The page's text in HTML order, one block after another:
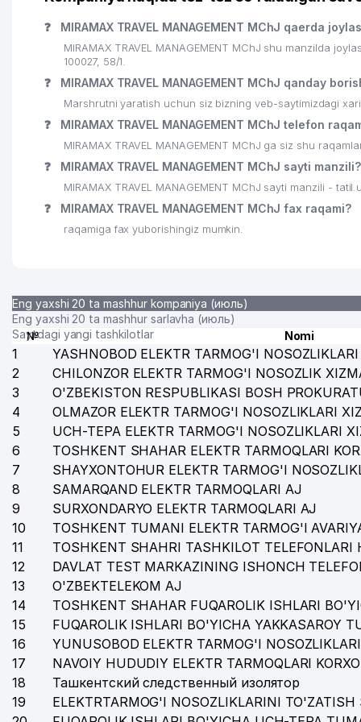
23 DIAMOND TOURS MChJ
GARANT TRAVEL MChJ
26 DREAM DIZAYN GROUP MChJ
A-NIKA MChJ
32 JET'AIME CLASSIC XUSUSIY KORXONASI
O'ZAGROSANOATLOYIHA MChJ
NAMUNA-DIYOR XIIChK
ASIA ADVENTURES MChJ
ELAN-EXPRESS MChJ
HIGH STAND TOURS MChJ
HIMLABPRIBOR MChJ
MAGIC CINEMA STUDIO MChJ
INTERNATIONAL LOGISTIC SERVICE MChJ
PROMOTION MChJ
ELEKTRTARMOQQURILISH AJ
ATROF-MUHITNI MUHOFAZA QILISH SOHASIDA
❓ MIRAMAX TRAVEL MANAGEMENT MChJ qaerda
MIRAMAX TRAVEL MANAGEMENT MChJ shu manzilda
100027, 58/1.
❓ MIRAMAX TRAVEL MANAGEMENT MChJ qanday
Marshrutni yaratish uchun siz bizning veb-saytimizdagi
❓ MIRAMAX TRAVEL MANAGEMENT MChJ telefon
MIRAMAX TRAVEL MANAGEMENT MChJ ga siz shu
❓ MIRAMAX TRAVEL MANAGEMENT MChJ sayti manzili?
MIRAMAX TRAVEL MANAGEMENT MChJ sayti manzili -
❓ MIRAMAX TRAVEL MANAGEMENT MChJ fax raqami?
raqamiga fax yuborishingiz mumkin.
Eng yaxshi 20 ta mashhur kompaniya (июль)
Eng yaxshi 20 ta mashhur sarlavha (июль)
Saytdagi yangi tashkilotlar
№ Nomi
1 YASHNOBOD ELEKTR TARMOG'I
2
CHILONZOR ELEKTR TARMOG'I NOSOZLIK
3
O'ZBEKISTON RESPUBLIKASI BOSH
4
OLMAZOR ELEKTR TARMOG'I NOSOZLIKLARI
5
UCH-TEPA ELEKTR TARMOG'I NOSOZLIKLARI
6
TOSHKENT SHAHAR ELEKTR TARMOQLARI
7
SHAYXONTOHUR ELEKTR TARMOG'I
8
SAMARQAND ELEKTR TARMOQLARI AJ
9
SURXONDARYO ELEKTR TARMOQLARI AJ
10
TOSHKENT TUMANI ELEKTR TARMOG'I
11
TOSHKENT SHAHRI TASHKILOT TELEFONLARI
12
DAVLAT TEST MARKAZINING ISHONCH
13
O'ZBEKTELEKOM AJ
14
TOSHKENT SHAHAR FUQAROLIK ISHLARI
15
FUQAROLIK ISHLARI BO'YICHA YAKKASAROY
16
YUNUSOBOD ELEKTR TARMOG'I
17
NAVOIY HUDUDIY ELEKTR TARMOQLARI
18
Ташкентский следственный изолятор
19
ELEKTRTARMOG'I NOSOZLIKLARINI TO'ZATISH